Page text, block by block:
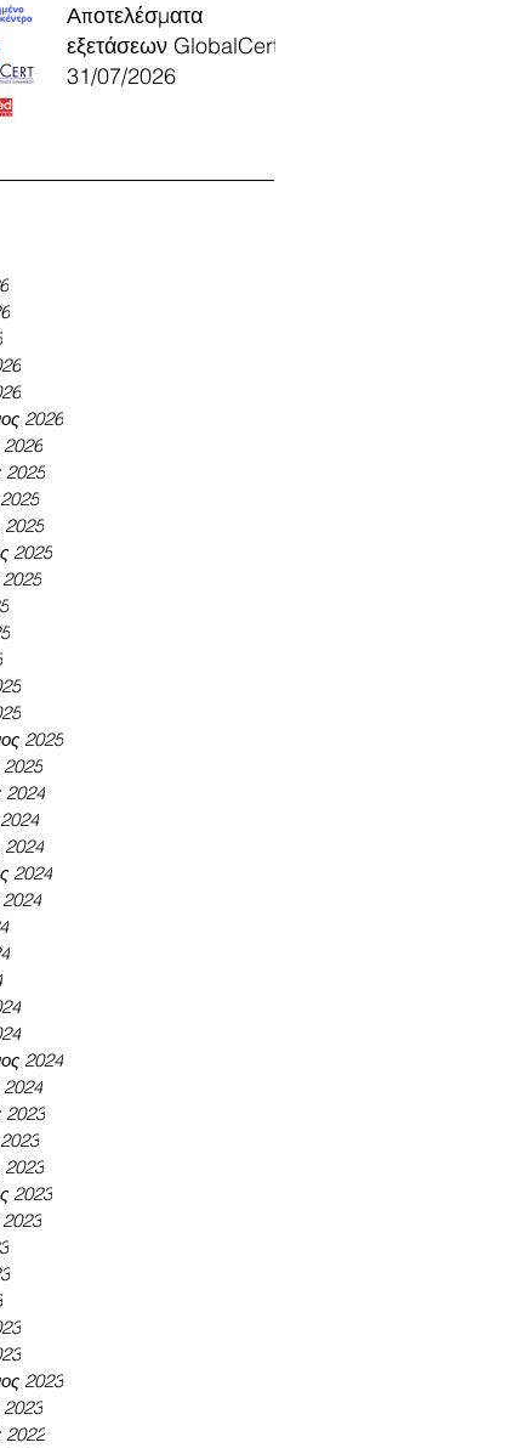
Αποτελέσματα
εξετάσεων GlobalCert
31/07/2026
2026
2026
2025
2025
2025
2025
2024
2024
2024
2024
2023
2023
2023
2023
2022